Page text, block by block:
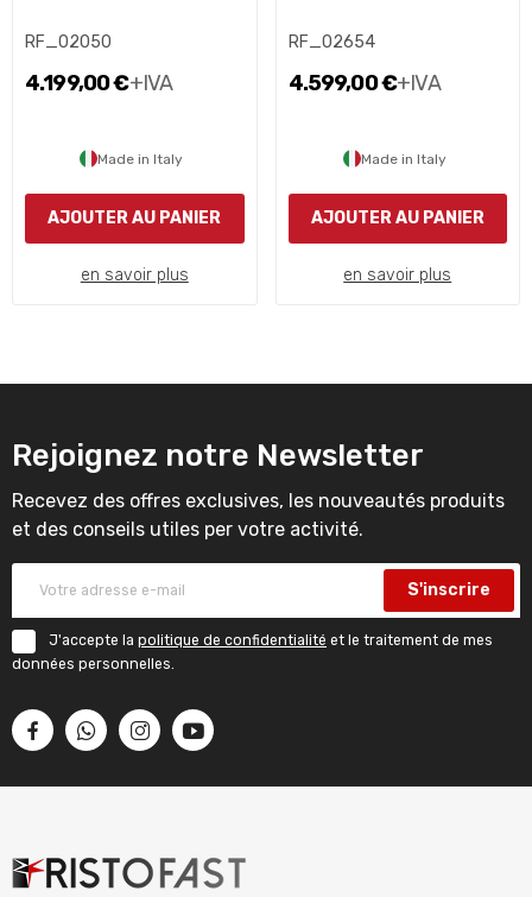
RF_02050
4.199,00 €+IVA
Made in Italy
AJOUTER AU PANIER
en savoir plus
RF_02654
4.599,00 €+IVA
Made in Italy
AJOUTER AU PANIER
en savoir plus
Rejoignez notre Newsletter
Recevez des offres exclusives, les nouveautés produits
et des conseils utiles per votre activité.
S'inscrire
J'accepte la politique de confidentialité et le traitement de mes
données personnelles.